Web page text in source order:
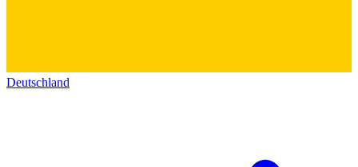
Deutschland